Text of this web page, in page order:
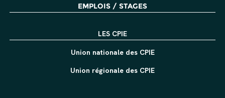
EMPLOIS / STAGES
LES CPIE
Union nationale des CPIE
Union régionale des CPIE